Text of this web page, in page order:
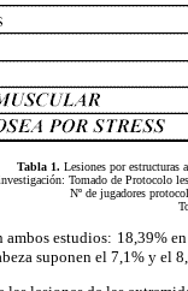
Tabla 1. Lesiones por estructuras
Tomado de Protocolo
Nº de jugadores
estudios: 18,39%
suponen el 7,1% y el